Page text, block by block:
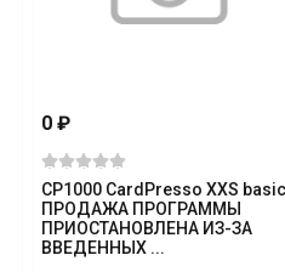
0 ₽
CP1000 CardPresso XXS basic
ПРОДАЖА ПРОГРАММЫ
ПРИОСТАНОВЛЕНА ИЗ-ЗА
ВВЕДЕННЫХ ...